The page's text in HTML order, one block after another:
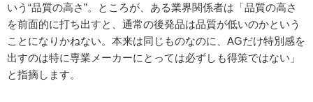
いう“品質の高さ”。ところが、ある業界関係者は「品質の高さ
を前面的に打ち出すと、通常の後発品は品質が低いのかという
ことになりかねない。本来は同じものなのに、AGだけ特別感を
出すのは特に専業メーカーにとっては必ずしも得策ではない」
と指摘します。